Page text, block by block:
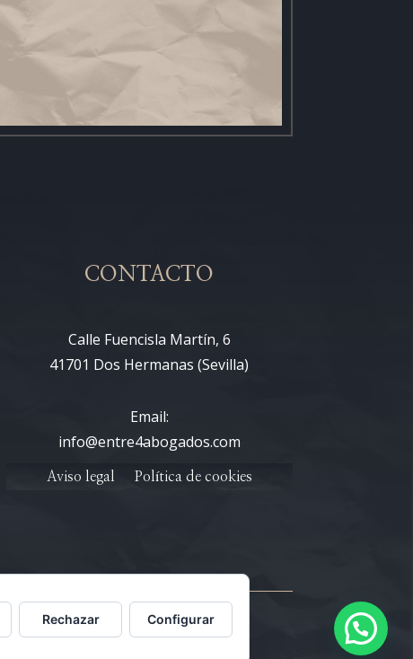
CONTACTO
Calle Fuencisla Martín, 6
41701 Dos Hermanas (Sevilla)
Email:
info@entre4abogados.com
Aviso legal Política de cookies
Rechazar Configurar